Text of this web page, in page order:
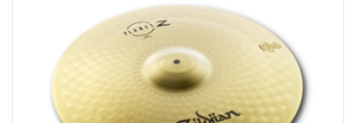
Việt Thương Music - 102Q An Dương Vương
102Q Đường An Dương Vương, Phường An Đông, TPHCM, Quận 5, Hồ Chí
Việt Thương Music - 49E Phan Đăng Lưu
49E Phan Đăng Lưu, Phường Bình Thạnh, TPHCM, Quận Bình Thạnh, Hồ
Việt Thương Music - Phường Gò Vấp
11 Đường số 3, Khu dân cư Cityland Park Hill, Phường Gò Vấp, TPHCM,